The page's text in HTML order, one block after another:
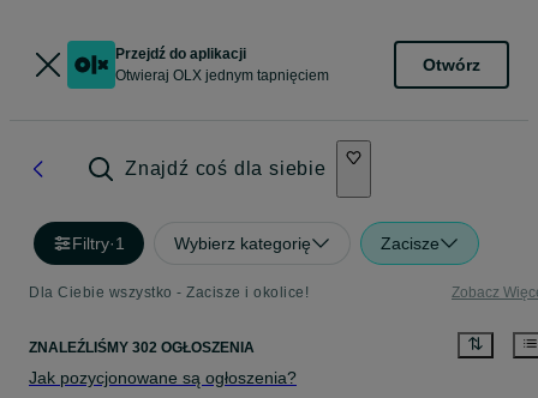
Przejdź do aplikacji
Otwieraj OLX jednym tapnięciem
Otwórz
Znajdź coś dla siebie
Filtry·1 Wybierz kategorię Zacisze
Dla Ciebie wszystko - Zacisze i okolice! Zobacz
ZNALEŹLIŚMY 302 OGŁOSZENIA
Jak pozycjonowane są ogłoszenia?